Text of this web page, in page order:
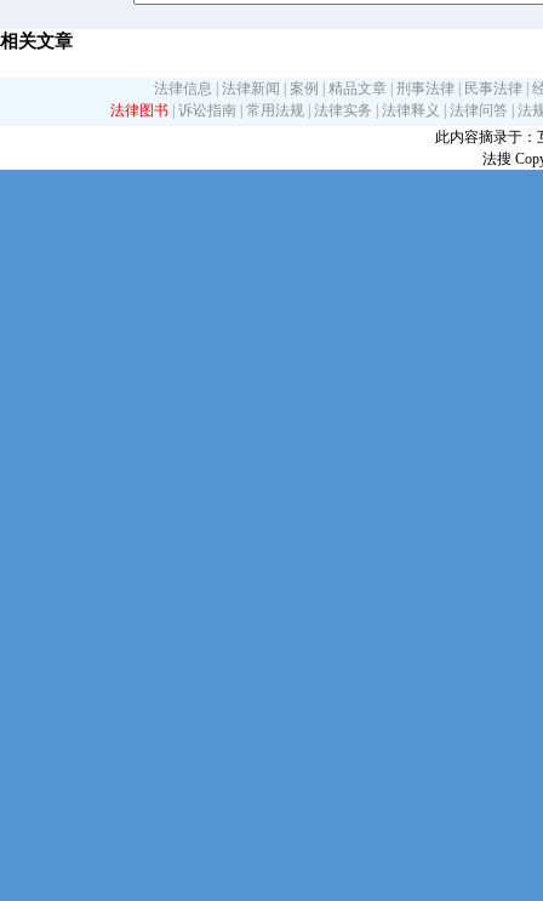
相关文章
法律信息 法律新闻 案例 精品文章 刑事法律 民事法律
法律图书 诉讼指南 常用法规 法律实务 法律释义 法律问答
法
此内容摘录于：
法搜